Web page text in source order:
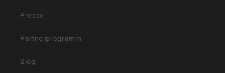
Presse
Partnerprogramm
Blog